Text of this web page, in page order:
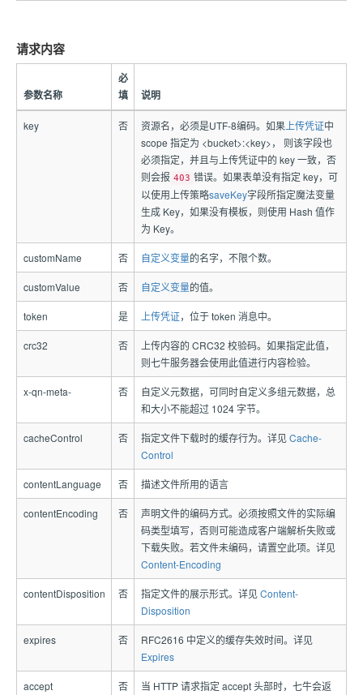
请求内容
参数名称
必
填
说明
key 否 资源名，必须是UTF-8编码。如果上传凭证中
scope 指定为 <bucket>:<key>， 则该字段也
必须指定，并且与上传凭证中的 key 一致，否
则会报 403 错误。如果表单没有指定 key，可
以使用上传策略saveKey字段所指定魔法变量
生成 Key，如果没有模板，则使用 Hash 值作
为 Key。
customName 否 自定义变量的名字，不限个数。
customValue 否 自定义变量的值。
token 是 上传凭证，位于 token 消息中。
crc32 否
上传内容的 CRC32 校验码。如果指定此值，
则七牛服务器会使用此值进行内容检验。
x-qn-meta- 否
自定义元数据，可同时自定义多组元数据，总
和大小不能超过 1024 字节。
cacheControl 否 指定文件下载时的缓存行为。详见Cache-
Control
contentLanguage 否 描述文件所用的语言
contentEncoding 否
声明文件的编码方式。必须按照文件的实际编
码类型填写，否则可能造成客户端解析失败或
下载失败。若文件未编码，请置空此项。详见
Content-Encoding
contentDisposition 否 指定文件的展示形式。详见Content-
Disposition
expires 否
RFC2616 中定义的缓存失效时间。详见
Expires
accept 否
当 HTTP 请求指定 accept 头部时，七牛会返